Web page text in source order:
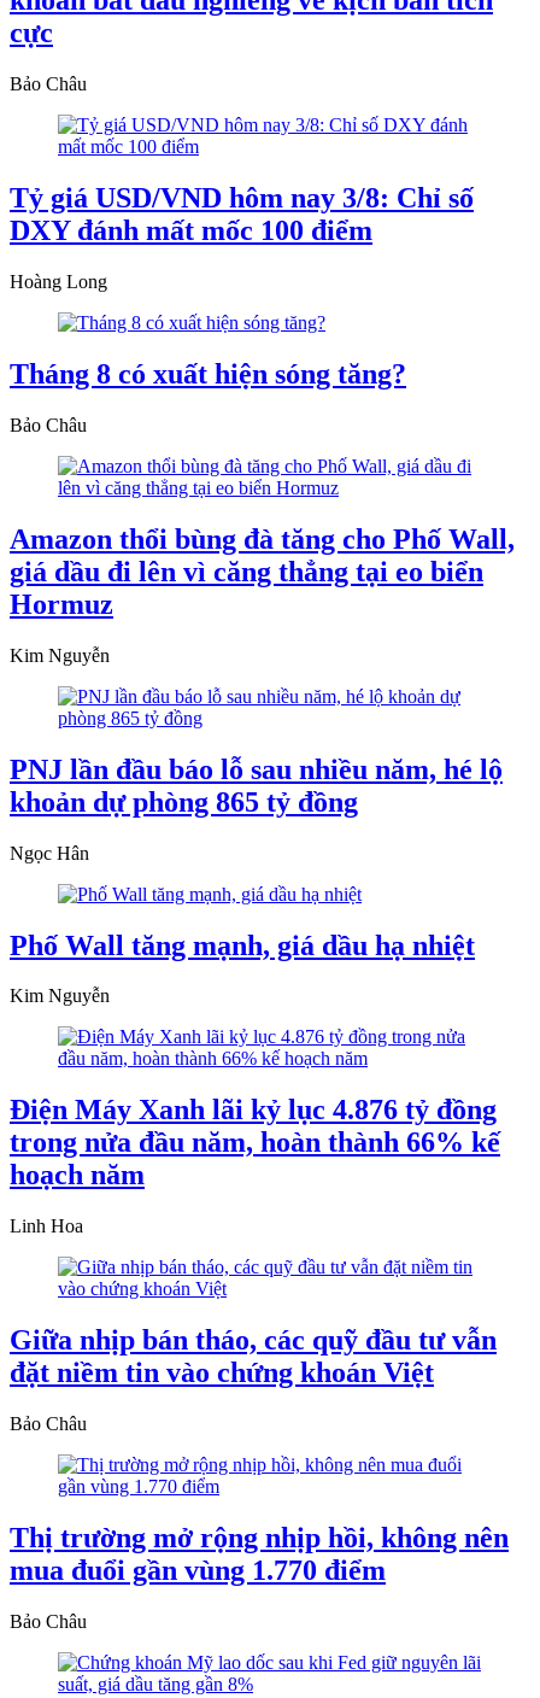
cực
Bảo Châu
Tỷ giá USD/VND hôm nay 3/8: Chỉ số
DXY đánh mất mốc 100 điểm
Hoàng Long
Tháng 8 có xuất hiện sóng tăng?
Bảo Châu
Amazon thổi bùng đà tăng cho Phố Wall,
giá dầu đi lên vì căng thẳng tại eo biển
Hormuz
Kim Nguyễn
PNJ lần đầu báo lỗ sau nhiều năm, hé lộ
khoản dự phòng 865 tỷ đồng
Ngọc Hân
Phố Wall tăng mạnh, giá dầu hạ nhiệt
Kim Nguyễn
Điện Máy Xanh lãi kỷ lục 4.876 tỷ đồng
trong nửa đầu năm, hoàn thành 66% kế
hoạch năm
Linh Hoa
Giữa nhịp bán tháo, các quỹ đầu tư vẫn
đặt niềm tin vào chứng khoán Việt
Bảo Châu
Thị trường mở rộng nhịp hồi, không nên
mua đuổi gần vùng 1.770 điểm
Bảo Châu